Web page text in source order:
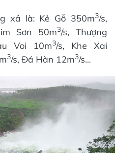
xả là: Kẻ Gỗ 350m3/s,
Sơn 50m3/s, Thượng
Voi 10m3/s, Khe Xai
3/s, Đá Hàn 12m3/s...